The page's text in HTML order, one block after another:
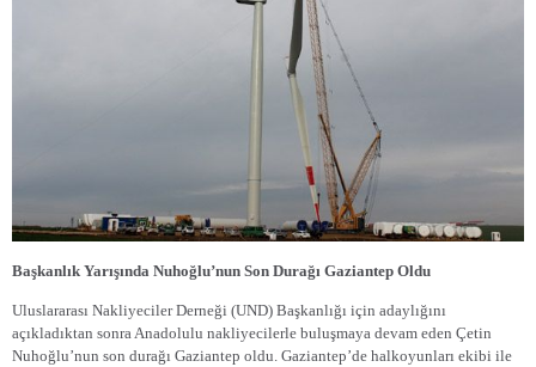
Başkanlık Yarışında Nuhoğlu’nun Son Durağı Gaziantep Oldu
Uluslararası Nakliyeciler Derneği (UND) Başkanlığı için adaylığını
açıkladıktan sonra Anadolulu nakliyecilerle buluşmaya devam eden Çetin
Nuhoğlu’nun son durağı Gaziantep oldu. Gaziantep’de halkoyunları ekibi ile